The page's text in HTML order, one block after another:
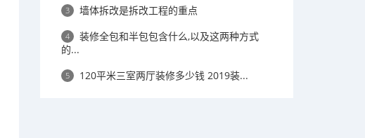
3 墙体拆改是拆改工程的重点
4
装修全包和半包包含什么,以及这两种方式
的...
5 120平米三室两厅装修多少钱 2019装...